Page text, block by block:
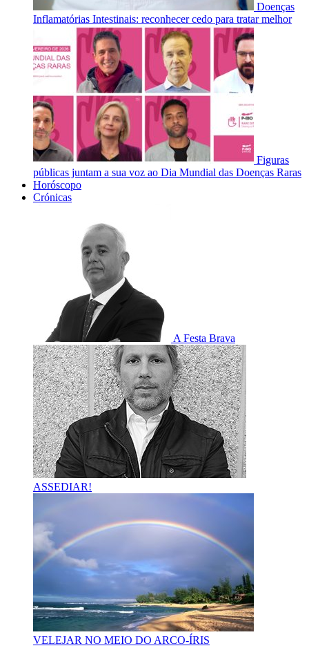
Doenças
Inflamatórias Intestinais: reconhecer cedo para tratar melhor
Figuras
públicas juntam a sua voz ao Dia Mundial das Doenças Raras
Horóscopo
Crónicas
A Festa Brava
ASSEDIAR!
VELEJAR NO MEIO DO ARCO-ÍRIS